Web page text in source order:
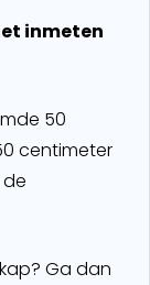
inmeten
50
centimeter
Ga dan